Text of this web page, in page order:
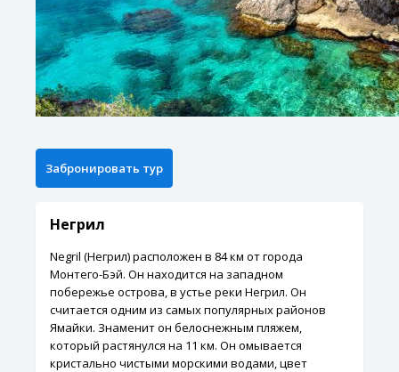
Негрил
Negril (Негрил) расположен в 84 км от города
Монтего-Бэй. Он находится на западном
побережье острова, в устье реки Негрил. Он
считается одним из самых популярных районов
Ямайки. Знаменит он белоснежным пляжем,
который растянулся на 11 км. Он омывается
кристально чистыми морскими водами, цвет